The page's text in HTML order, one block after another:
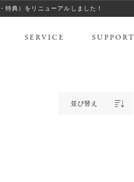
特典）をリニューアルしました！
SERVICE SUPPORT
並び替え